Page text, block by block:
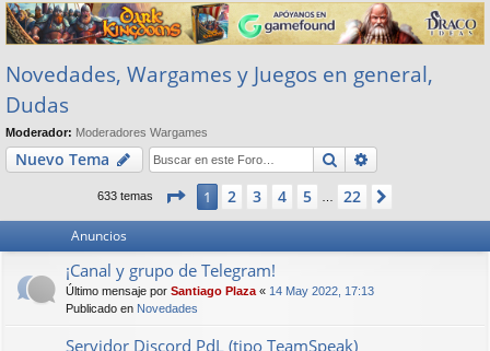
es
rá
pi
do
s
fic
ar
ra
rs
s
c
Novedades, Wargames y Juegos en general,
Dudas
Moderador: Moderadores Wargames
Nuevo Tema Buscar
633 temas Página de 22
1 2 3 4 5 22
Anuncios
¡Canal y grupo de Telegram!
Último mensaje por Santiago Plaza « 14 May 2022, 17:13
Publicado en Novedades
Servidor Discord PdL (tipo TeamSpeak)